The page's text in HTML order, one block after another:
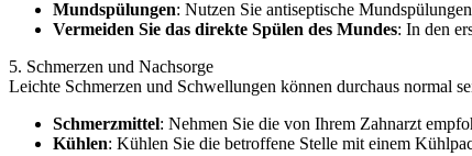
Mundspülungen: Nutzen Sie antiseptische
Vermeiden Sie das direkte Spülen des Mundes: In den
5. Schmerzen und Nachsorge
Leichte Schmerzen und Schwellungen können durchaus normal
Schmerzmittel: Nehmen Sie die von Ihrem Zahnarzt
Kühlen: Kühlen Sie die betroffene Stelle mit einem